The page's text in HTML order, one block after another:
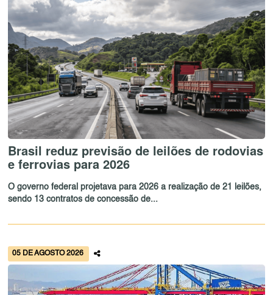
Brasil reduz previsão de leilões de rodovias
e ferrovias para 2026
O governo federal projetava para 2026 a realização de 21 leilões,
sendo 13 contratos de concessão de...
05 DE AGOSTO 2026